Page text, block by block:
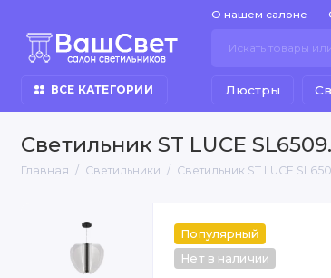
О нашем салоне
ВСЕ КАТЕГОРИИ Люстры
Светильник ST LUCE
Главная Светильники Светильник ST LUCE
Популярный
Нет в наличии